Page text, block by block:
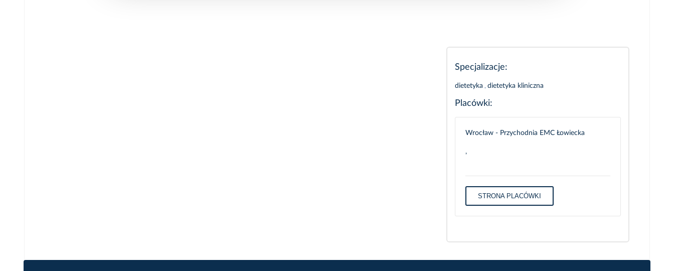
Specjalizacje:
dietetyka , dietetyka kliniczna
Placówki:
Wrocław - Przychodnia EMC Łowiecka
,
STRONA PLACÓWKI